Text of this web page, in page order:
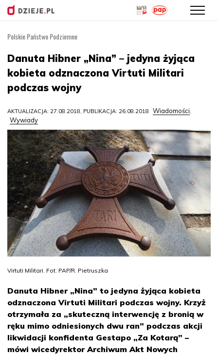
treści
Polskie Państwo Podziemne
Danuta Hibner „Nina” – jedyna żyjąca
kobieta odznaczona Virtuti Militari
podczas wojny
AKTUALIZACJA: 27.08.2018, PUBLIKACJA: 26.08.2018 Wiadomości,
Wywiady
Virtuti Militari. Fot. PAP/R. Pietruszka
Danuta Hibner „Nina” to jedyna żyjąca kobieta
odznaczona Virtuti Militari podczas wojny. Krzyż
otrzymała za „skuteczną interwencję z bronią w
ręku mimo odniesionych dwu ran” podczas akcji
likwidacji konfidenta Gestapo „Za Kotarą” –
mówi wicedyrektor Archiwum Akt Nowych